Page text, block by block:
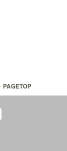
PAGETOP